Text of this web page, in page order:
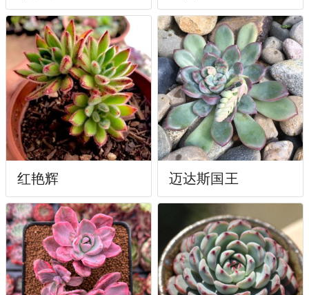
红艳辉 迈达斯国王